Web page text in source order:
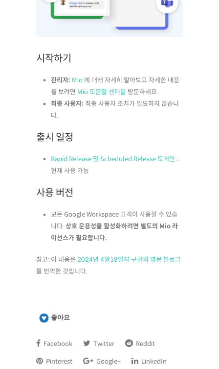
시작하기
관리자: Mio 에 대해 자세히 알아보고 자세한 내용
을 보려면 Mio 도움말 센터를 방문하세요 .
최종 사용자: 최종 사용자 조치가 필요하지 않습니
다.
출시 일정
Rapid Release 및 Scheduled Release 도메인 :
현재 사용 가능
사용 버전
모든 Google Workspace 고객이 사용할 수 있습
니다. 상호 운용성을 활성화하려면 별도의 Mio 라
이선스가 필요합니다.
참고: 이 내용은 2024년 4월18일자 구글의 영문 블로그
를 번역한 것입니다.
좋아요
Facebook Twitter Reddit
Pinterest Google+ LinkedIn